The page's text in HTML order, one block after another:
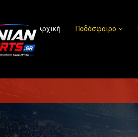
Αρχική Ποδόσφαιρο